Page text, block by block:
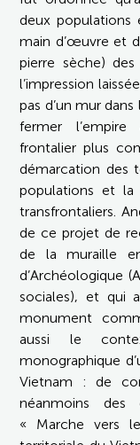
deux populations
main d’œuvre et
pierre sèche)
l’impression
pas d’un mur
fermer l’empire
frontalier plus
démarcation des
populations et la
transfrontaliers.
de ce projet de
de la muraille
d’Archéologique
sociales), et qui
monument
aussi le
monographique
Vietnam : de
néanmoins des
« Marche vers